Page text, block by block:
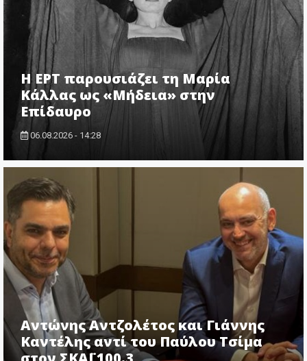
Η ΕΡΤ παρουσιάζει τη Μαρία
Κάλλας ως «Μήδεια» στην
Επίδαυρο
06.08.2026 - 14:28
Αντώνης Αντζολέτος και Γιάννης
Καντέλης αντί του Παύλου Τσίμα